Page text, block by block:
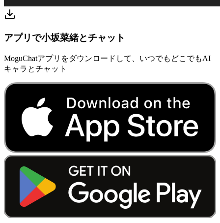
アプリで小坂菜緒とチャット
MoguChatアプリをダウンロードして、いつでもどこでもAI
キャラとチャット